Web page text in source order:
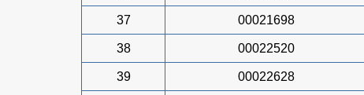
37 00021698
38 00022520
39 00022628